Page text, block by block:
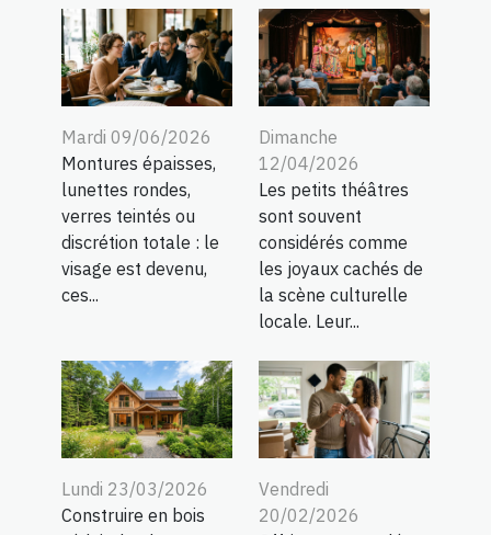
Mardi 09/06/2026
Montures épaisses,
lunettes rondes,
verres teintés ou
discrétion totale : le
visage est devenu,
ces...
Dimanche
12/04/2026
Les petits théâtres
sont souvent
considérés comme
les joyaux cachés de
la scène culturelle
locale. Leur...
Lundi 23/03/2026
Construire en bois
Vendredi
20/02/2026